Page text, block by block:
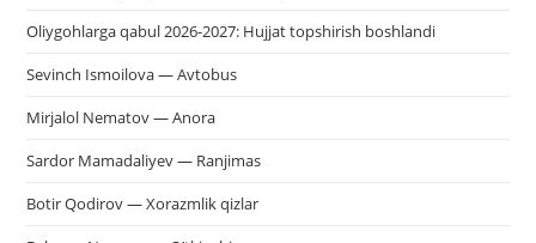
Oliygohlarga qabul 2026-2027: Hujjat topshirish boshlandi
Sevinch Ismoilova — Avtobus
Mirjalol Nematov — Anora
Sardor Mamadaliyev — Ranjimas
Botir Qodirov — Xorazmlik qizlar